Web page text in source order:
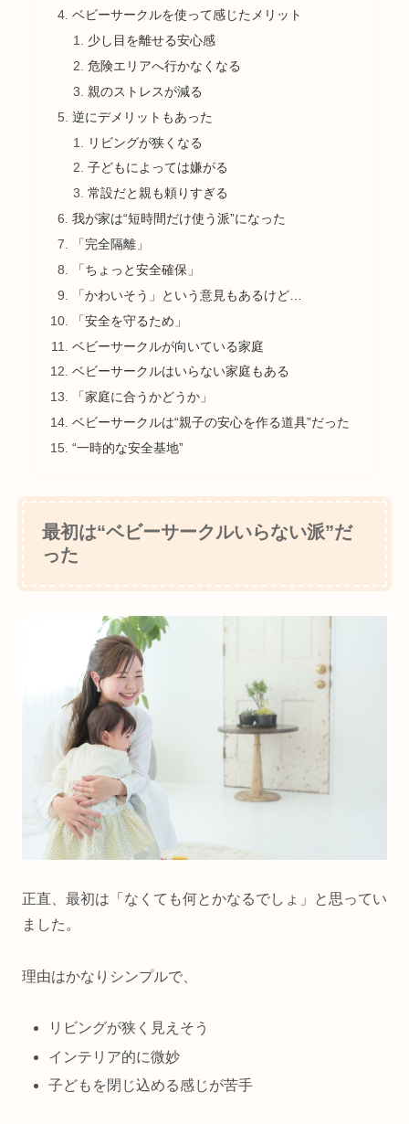
ベビーサークルを使って感じたメリット
少し目を離せる安心感
危険エリアへ行かなくなる
親のストレスが減る
逆にデメリットもあった
リビングが狭くなる
子どもによっては嫌がる
常設だと親も頼りすぎる
我が家は“短時間だけ使う派”になった
「完全隔離」
「ちょっと安全確保」
「かわいそう」という意見もあるけど…
「安全を守るため」
ベビーサークルが向いている家庭
ベビーサークルはいらない家庭もある
「家庭に合うかどうか」
ベビーサークルは“親子の安心を作る道具”だった
“一時的な安全基地”
最初は“ベビーサークルいらない派”だ
った
正直、最初は「なくても何とかなるでしょ」と思ってい
ました。
理由はかなりシンプルで、
リビングが狭く見えそう
インテリア的に微妙
子どもを閉じ込める感じが苦手